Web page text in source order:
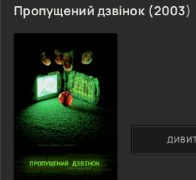
Пропущений дзвінок (2003)